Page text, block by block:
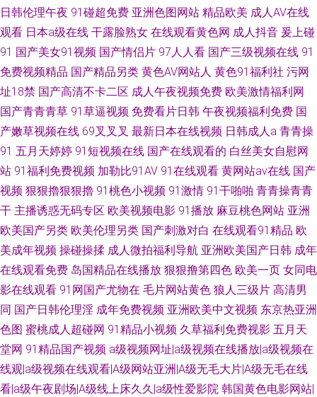
日韩伦理午夜 91碰超免费 亚洲色图网站 精品欧美 成人AV在线
观看 日本a级在线 干露脸熟女 在线观看黄色网 成人抖音 爰上碰
91 国产美女91视频 国产情侣片 97人人看 国产三级视频在线 91
免费视频精品 国产精品另类 黄色AV网站人 黄色91福利社 污网
址18禁 国产高清不卡二区 成人午夜视频免费 欧美激情福利网
国产青青青草 91草逼视频 免费看片日韩 午夜视频福利免费 国
产嫩草视频在线 69叉叉叉 最新日本在线视频 日韩成人a 青青操
91 五月天婷婷 91短视频在线 国产在线观看的 白丝美女自慰网
站 91福利免费视频 加勒比91AV 91在线观看 黄网站av在线 国产
视频 狠狠擼狠狠擼 91桃色小视频 91激情 91干啪啪 青青操青青
干 主播诱惑无码专区 欧美视频电影 91播放 麻豆桃色网站 亚洲
欧美国产另类 欧美伦理另类 国产刺激对白 在线观看91精品 欧
美成年视频 操碰操揉 成人微拍福利导航 亚洲欧美国产日韩 成年
在线观看免费 岛国精品在线播放 狠狠撸第四色 欧美一页 女同电
影在线观看 91网国产尤物在 毛片网站黄色 狼人三级片 高清男
同 国产日韩伦理淫 成年免费视频 亚洲欧美中文视频 东京热亚洲
色图 蜜桃成人超碰网 91精品小视频 久草福利免费视影 五月天
堂网 91精品国产视频 a级视频网址|a级视频在线播放|a级视频在
线观|a级视频在线观看|A级网站亚洲|A级无毛大片|A级无毛在线
看|a级午夜剧场|A级线上床久久|a级性爱影院 韩国黄色电影网站|